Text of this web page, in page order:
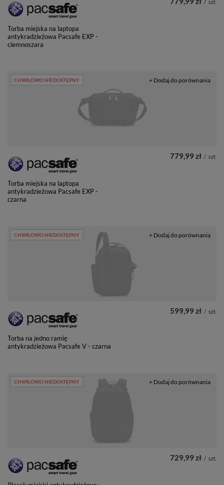
Torba miejska na laptopa
antykradzieżowa Pacsafe EXP -
ciemnoszara
/ szt.
CHWILOWO NIEDOSTĘPNY
Torba miejska na laptopa
antykradzieżowa Pacsafe EXP -
czarna
779,99 zł / szt.
+ Dodaj do porównania
CHWILOWO NIEDOSTĘPNY
Torba na jedno ramię
antykradzieżowa Pacsafe V - czarna
599,99 zł / szt.
+ Dodaj do porównania
CHWILOWO NIEDOSTĘPNY
729,99 zł / szt.
+ Dodaj do porównania